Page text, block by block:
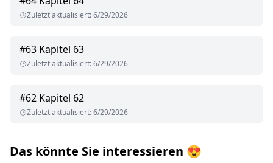
Zuletzt aktualisiert:6/29/2026
#63 Kapitel 63
Zuletzt aktualisiert:6/29/2026
#62 Kapitel 62
Zuletzt aktualisiert:6/29/2026
Das könnte Sie interessieren 😍